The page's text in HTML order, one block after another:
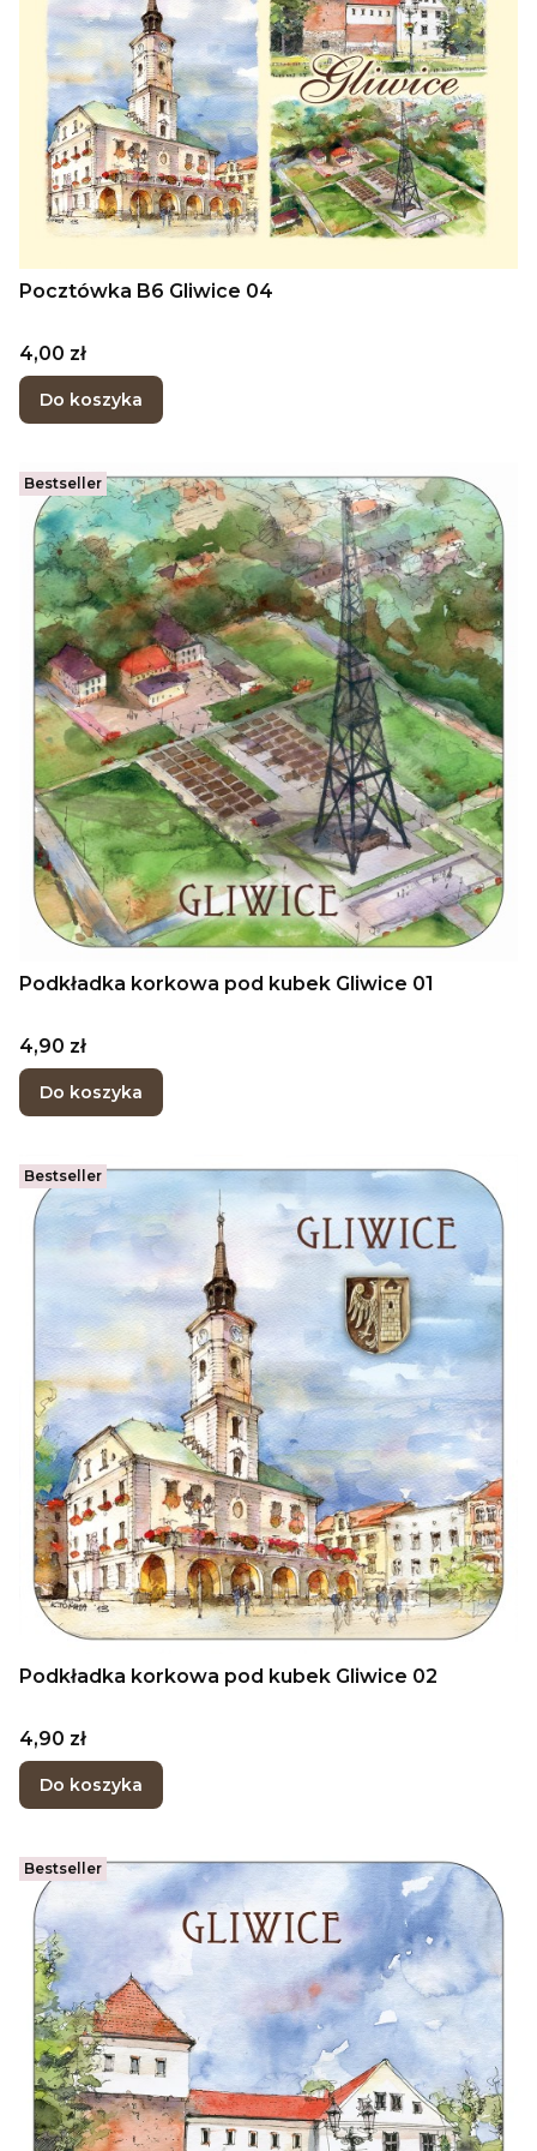
Pocztówka B6 Gliwice 04
Cena
4,00 zł
Do koszyka
Bestseller
Podkładka korkowa pod kubek Gliwice 01
Cena
4,90 zł
Do koszyka
Bestseller
Podkładka korkowa pod kubek Gliwice 02
Cena
4,90 zł
Do koszyka
Bestseller